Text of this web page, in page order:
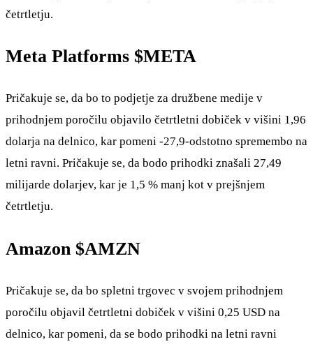
četrtletju.
Meta Platforms $META
Pričakuje se, da bo to podjetje za družbene medije v
prihodnjem poročilu objavilo četrtletni dobiček v višini 1,96
dolarja na delnico, kar pomeni -27,9-odstotno spremembo na
letni ravni. Pričakuje se, da bodo prihodki znašali 27,49
milijarde dolarjev, kar je 1,5 % manj kot v prejšnjem
četrtletju.
Amazon $AMZN
Pričakuje se, da bo spletni trgovec v svojem prihodnjem
poročilu objavil četrtletni dobiček v višini 0,25 USD na
delnico, kar pomeni, da se bodo prihodki na letni ravni